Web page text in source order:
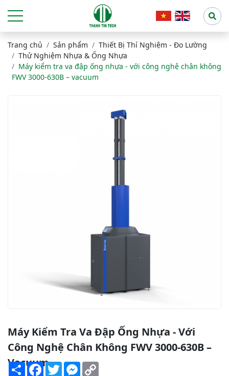
Trang chủ Sản phẩm
Thiết Bị Thí Nghiệm - Đo Lường
Thử Nghiệm Nhựa & Ống Nhựa
Máy kiểm tra va đập ống nhựa - với công nghệ chân không
FWV 3000-630B – vacuum
Máy Kiểm Tra Va Đập Ống Nhựa - Với
Công Nghệ Chân Không FWV 3000-630B –
Vacuum
ShareFacebook
TwitterMessenger